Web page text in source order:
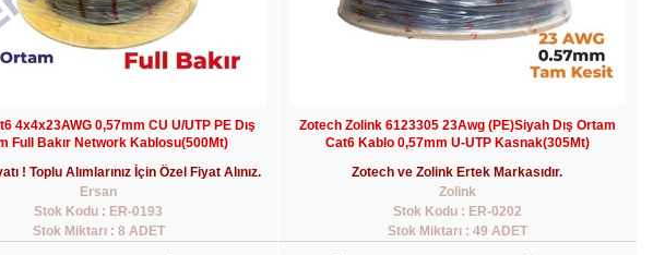
4x4x23AWG 0,57mm CU U/UTP PE Dış
Full Bakır Network Kablosu(500Mt)
! Toplu Alımlarınız İçin Özel Fiyat Alınız.
Ersan
Stok Kodu : ER-0193
Stok Miktarı : 8 ADET
Zotech Zolink 6123305 23Awg (PE)Siyah Dış Ortam
Cat6 Kablo 0,57mm U-UTP Kasnak(305Mt)
Zotech ve Zolink Ertek Markasıdır.
Zolink
Stok Kodu : ER-0202
Stok Miktarı : 49 ADET